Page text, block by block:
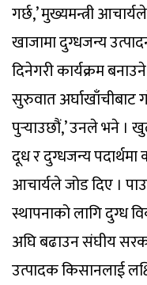
गर्छ,’ मुख्यमन्त्री
खाजामा दुग्धजन्य
दिनेगरी कार्यक्रम
सुरुवात अर्घाखाँचीबाट
पुर्‍याउछौं,’ उनले भने ।
दूध र दुग्धजन्य पदार्थमा
आचार्यले जोड दिए ।
स्थापनाको लागि दुग्ध
अघि बढाउन संघीय
उत्पादक किसानलाई